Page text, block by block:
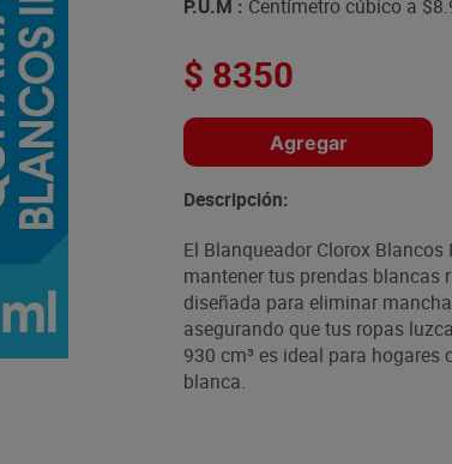
P.U.M : Centímetro cúbico a
$ 8350
Agregar
Descripción:
El Blanqueador Clorox
mantener tus prendas blancas
diseñada para eliminar
asegurando que tus ropas
930 cm³ es ideal para
blanca.